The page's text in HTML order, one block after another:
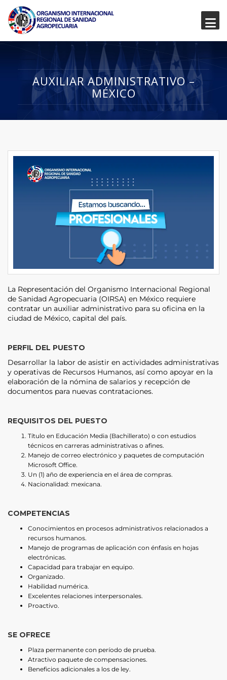
AUXILIAR ADMINISTRATIVO –
MÉXICO
La Representación del Organismo Internacional Regional
de Sanidad Agropecuaria (OIRSA) en México requiere
contratar un auxiliar administrativo para su oficina en la
ciudad de México, capital del país.
PERFIL DEL PUESTO
Desarrollar la labor de asistir en actividades administrativas
y operativas de Recursos Humanos, así como apoyar en la
elaboración de la nómina de salarios y recepción de
documentos para nuevas contrataciones.
REQUISITOS DEL PUESTO
Título en Educación Media (Bachillerato) o con estudios
técnicos en carreras administrativas o afines.
Manejo de correo electrónico y paquetes de computación
Microsoft Office.
Un (1) año de experiencia en el área de compras.
Nacionalidad: mexicana.
COMPETENCIAS
Conocimientos en procesos administrativos relacionados a
recursos humanos.
Manejo de programas de aplicación con énfasis en hojas
electrónicas.
Capacidad para trabajar en equipo.
Organizado.
Habilidad numérica.
Excelentes relaciones interpersonales.
Proactivo.
SE OFRECE
Plaza permanente con período de prueba.
Atractivo paquete de compensaciones.
Beneficios adicionales a los de ley.